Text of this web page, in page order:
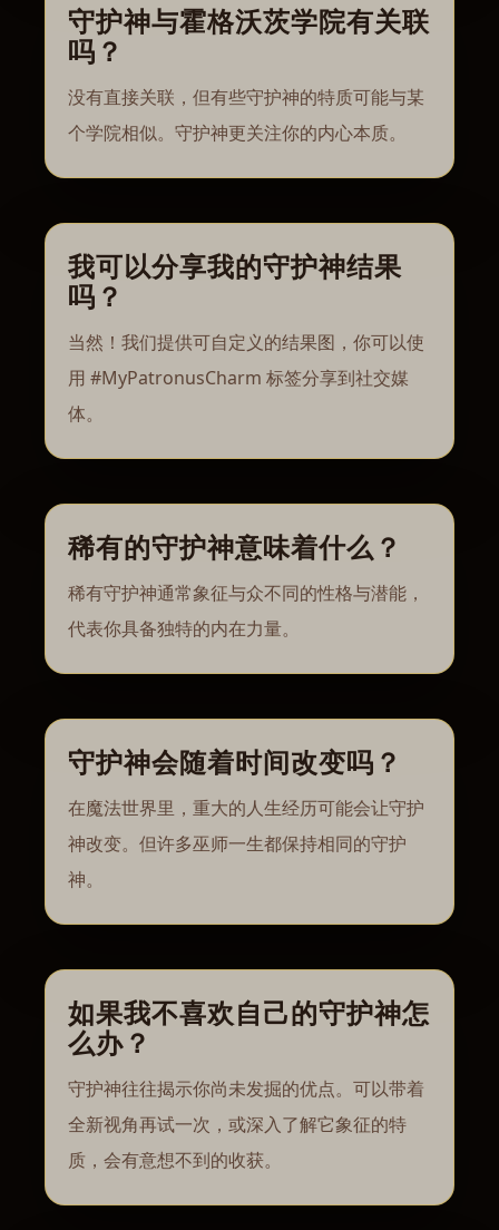
守护神与霍格沃茨学院有关联
吗？
没有直接关联，但有些守护神的特质可能与某
个学院相似。守护神更关注你的内心本质。
我可以分享我的守护神结果
吗？
当然！我们提供可自定义的结果图，你可以使
用 #MyPatronusCharm 标签分享到社交媒
体。
稀有的守护神意味着什么？
稀有守护神通常象征与众不同的性格与潜能，
代表你具备独特的内在力量。
守护神会随着时间改变吗？
在魔法世界里，重大的人生经历可能会让守护
神改变。但许多巫师一生都保持相同的守护
神。
如果我不喜欢自己的守护神怎
么办？
守护神往往揭示你尚未发掘的优点。可以带着
全新视角再试一次，或深入了解它象征的特
质，会有意想不到的收获。